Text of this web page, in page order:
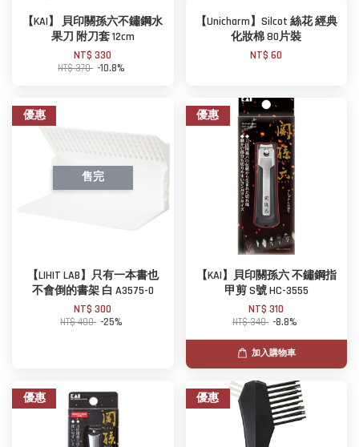
【KAI】 貝印關孫六不鏽鋼水
果刀 附刀套 12cm
NT$ 330
NT$ 370 -10.8%
【Unicharm】Silcot 絲花 經典
化妝棉 80片裝
NT$ 60
優惠
售完
【LIHIT LAB】只有一本書也
不會倒的書架 白 A3575-0
NT$ 300
NT$ 400 -25%
優惠
【KAI】貝印關孫六 不鏽鋼指
甲剪 S號 HC-3555
NT$ 310
NT$ 340 -8.8%
加入購物車
優惠 優惠